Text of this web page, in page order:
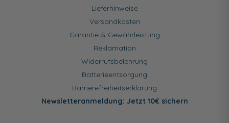
Lieferhinweise
Versandkosten
Garantie & Gewährleistung
Reklamation
Widerrufsbelehrung
Batterieentsorgung
Barrierefreiheitserklärung
Newsletteranmeldung: Jetzt 10€ sichern